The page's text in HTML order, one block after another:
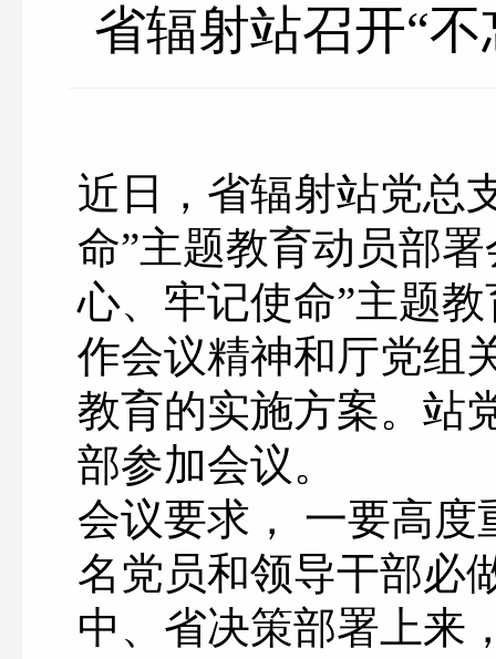
省辐射站召开“
近日，省辐射站党总
命”主题教育动员部
心、牢记使命”主题
作会议精神和厅党组
教育的实施方案。站
部参加会议。
会议要求， 一要高
名党员和领导干部必
中、省决策部署上来